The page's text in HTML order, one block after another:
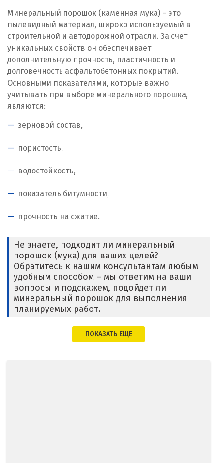
Дубна
Е
Егорьевск
Екатеринбург
Еленинка
Ж
Жуковский
И
Иваново
Ирбит
Иркутск
Ишим
Минеральный порошок (каменная мука) – это
пылевидный материал, широко используемый в
строительной и автодорожной отрасли. За счет
уникальных свойств он обеспечивает
дополнительную прочность, пластичность и
долговечность асфальтобетонных покрытий.
Основными показателями, которые важно
учитывать при выборе минерального порошка,
являются:
зерновой состав,
пористость,
водостойкость,
показатель битумности,
прочность на сжатие.
Не знаете, подходит ли минеральный
порошок (мука) для ваших целей?
Обратитесь к нашим консультантам любым
удобным способом – мы ответим на ваши
вопросы и подскажем, подойдет ли
минеральный порошок для выполнения
планируемых работ.
ПОКАЗАТЬ ЕЩЕ